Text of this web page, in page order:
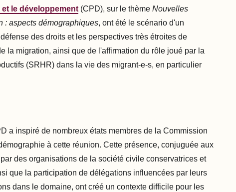
le développement (CPD), sur le thème Nouvelles
: aspects démographiques, ont été le scénario d'un
des droits et les perspectives très étroites de
la migration, ainsi que de l'affirmation du rôle joué par la
(SRHR) dans la vie des migrant-e-s, en particulier
a inspiré de nombreux états membres de la Commission
à cette réunion. Cette présence, conjuguée aux
des organisations de la société civile conservatrices et
que la participation de délégations influencées par leurs
dans le domaine, ont créé un contexte difficile pour les